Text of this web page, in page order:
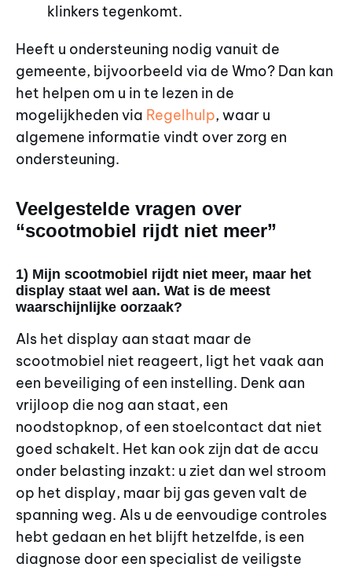
klinkers tegenkomt.
Heeft u ondersteuning nodig vanuit de
gemeente, bijvoorbeeld via de Wmo? Dan kan
het helpen om u in te lezen in de
mogelijkheden via Regelhulp, waar u
algemene informatie vindt over zorg en
ondersteuning.
Veelgestelde vragen over
“scootmobiel rijdt niet meer”
1) Mijn scootmobiel rijdt niet meer, maar het
display staat wel aan. Wat is de meest
waarschijnlijke oorzaak?
Als het display aan staat maar de
scootmobiel niet reageert, ligt het vaak aan
een beveiliging of een instelling. Denk aan
vrijloop die nog aan staat, een
noodstopknop, of een stoelcontact dat niet
goed schakelt. Het kan ook zijn dat de accu
onder belasting inzakt: u ziet dan wel stroom
op het display, maar bij gas geven valt de
spanning weg. Als u de eenvoudige controles
hebt gedaan en het blijft hetzelfde, is een
diagnose door een specialist de veiligste